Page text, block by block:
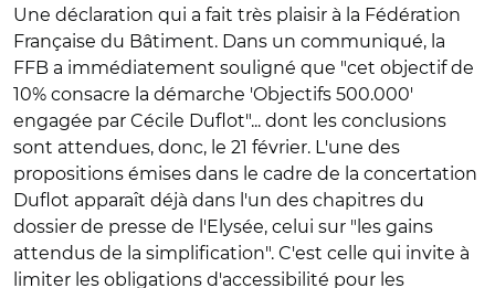
Une déclaration qui a fait très plaisir à la Fédération
Française du Bâtiment. Dans un communiqué, la
FFB a immédiatement souligné que "cet objectif de
10% consacre la démarche 'Objectifs 500.000'
engagée par Cécile Duflot"... dont les conclusions
sont attendues, donc, le 21 février. L'une des
propositions émises dans le cadre de la concertation
Duflot apparaît déjà dans l'un des chapitres du
dossier de presse de l'Elysée, celui sur "les gains
attendus de la simplification". C'est celle qui invite à
limiter les obligations d'accessibilité pour les